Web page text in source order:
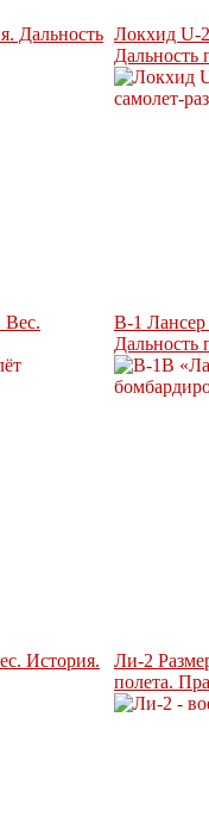
Дальность Локхид U-
Дальность
Вес.
B-1
Дальность
История.
Ли-2
полета.